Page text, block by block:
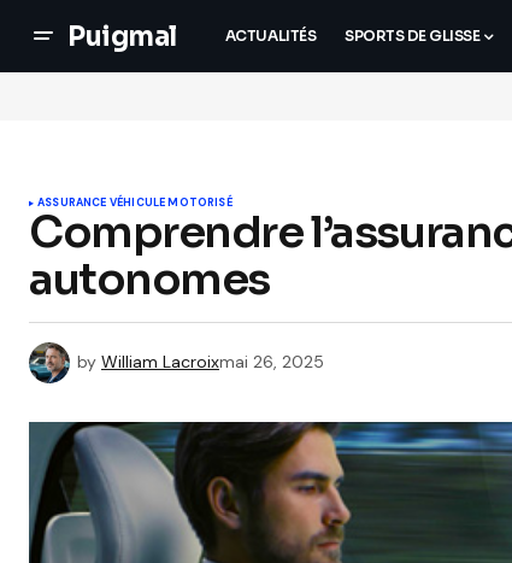
Puigmal ACTUALITÉS SPORTS DE GLISSE
ASSURANCE VÉHICULE MOTORISÉ
Comprendre
autonomes
by William Lacroixmai 26, 2025